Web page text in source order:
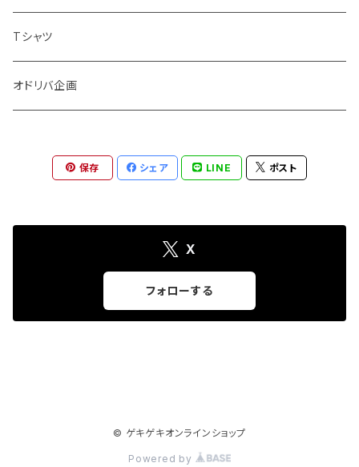
Tシャツ
オドリバ企画
保存 シェア LINE ポスト
X
フォローする
© ゲキゲキオンラインショップ
Powered by